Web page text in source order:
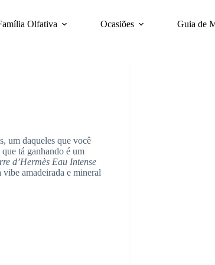
Olfativa Ocasiões Guia de
um daqueles que você
tá ganhando é um
d’Hermès Eau Intense
amadeirada e mineral